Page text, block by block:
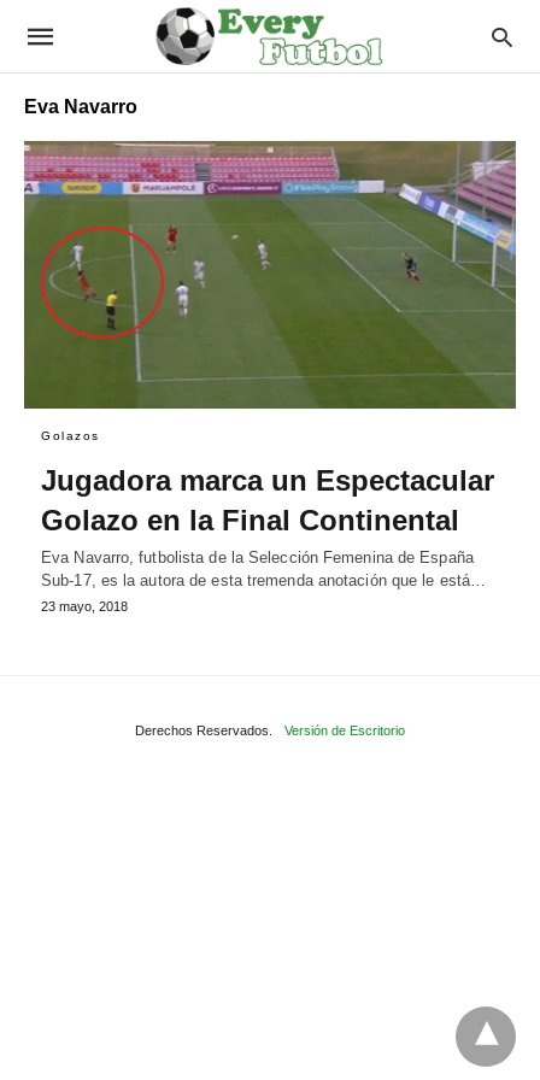
Eva Navarro
Golazos
Jugadora marca un Espectacular
Golazo en la Final Continental
Eva Navarro, futbolista de la Selección Femenina de España
Sub-17, es la autora de esta tremenda anotación que le está…
23 mayo, 2018
Derechos Reservados. Versión de Escritorio